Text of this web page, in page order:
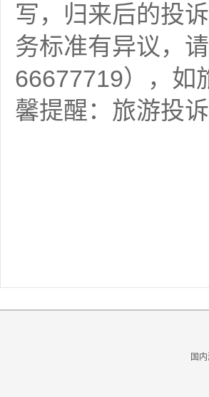
写，归来后的投
务标准有异议，
66677719），如
馨提醒：旅游投
国